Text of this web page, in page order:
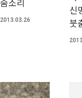
숨소리
2013.03.26
신
붓